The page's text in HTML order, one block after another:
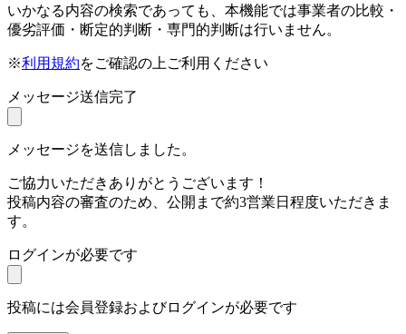
いかなる内容の検索であっても、本機能では事業者の比較・
優劣評価・断定的判断・専門的判断は行いません。
※利用規約をご確認の上ご利用ください
メッセージ送信完了
メッセージを送信しました。
ご協力いただきありがとうございます！
投稿内容の審査のため、公開まで約3営業日程度いただきま
す。
ログインが必要です
投稿には会員登録およびログインが必要です